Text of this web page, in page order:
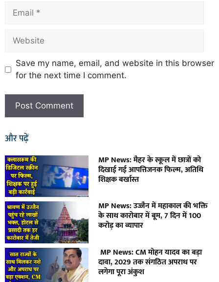
Save my name, email, and website in this browser
for the next time I comment.
और पढ़ें
MP News: मैहर के स्कूल में छात्रों को
दिखाई गई आपत्तिजनक फिल्म, अतिथि
शिक्षक बर्खास्त
MP News: उज्जैन में महाकाल की भक्ति
के साथ कारोबार में बूम, 7 दिन में 100
करोड़ का व्यापार
MP News: CM मोहन यादव का बड़ा
दावा, 2029 तक संगठित अपराध पर
लगेगा पूरा अंकुश